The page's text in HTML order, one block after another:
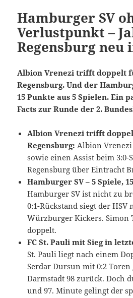
Hamburger SV
Verlustpunkt –
Regensburg neu
Albion Vrenezi trifft doppelt
Regensburg. Und der
15 Punkte aus 5 Spielen. Ein
Facts zur Runde der 2.
Albion Vrenezi trifft
Regensburg: Albion
sowie einen Assist beim 3:0-
Regensburg über Eintracht
Hamburger SV – 5 Spiele,
Hamburger SV ist nicht zu
0:1-Rückstand siegt der HSV
Würzburger Kickers. Simon
doppelt.
FC St. Pauli mit Sieg in
St. Pauli liegt nach einem
Serdar Dursun mit 0:2 Toren
Darmstadt 98 zurück. Doch
und 97. Minute gelingt der